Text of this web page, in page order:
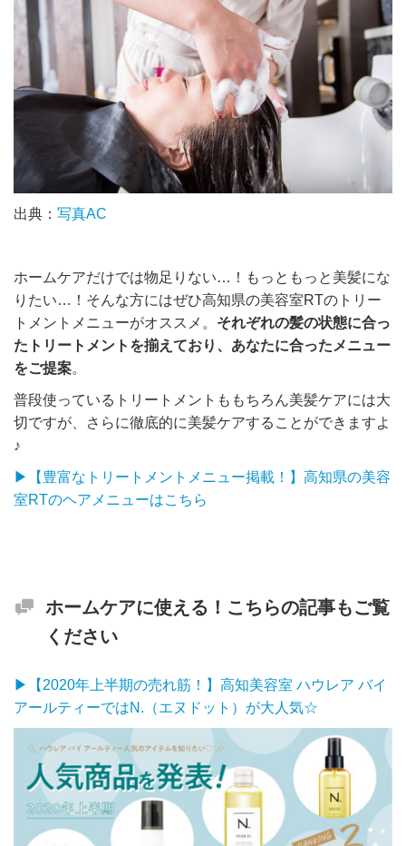
出典： 写真AC
ホームケアだけでは物足りない… ！もっともっと美髪にな
りたい… ！そんな方にはぜひ高知県の美容室RTのトリー
トメントメニューがオススメ。 それぞれの髪の状態に合っ
たトリートメントを揃えており、あなたに合ったメニュー
をご提案。
普段使っているトリートメントももちろん美髪ケアには大
切ですが、さらに徹底的に美髪ケアすることができますよ
♪
▶︎【豊富なトリートメントメニュー掲載！】高知県の美容
室RTのヘアメニューはこちら
ホームケアに使える！こちらの記事もご覧
ください
▶︎【2020年上半期の売れ筋！】高知美容室 ハウレア バイ
アールティーではN.（エヌドット）が大人気☆